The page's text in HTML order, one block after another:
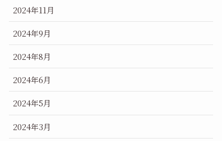
2024年11月
2024年9月
2024年8月
2024年6月
2024年5月
2024年3月